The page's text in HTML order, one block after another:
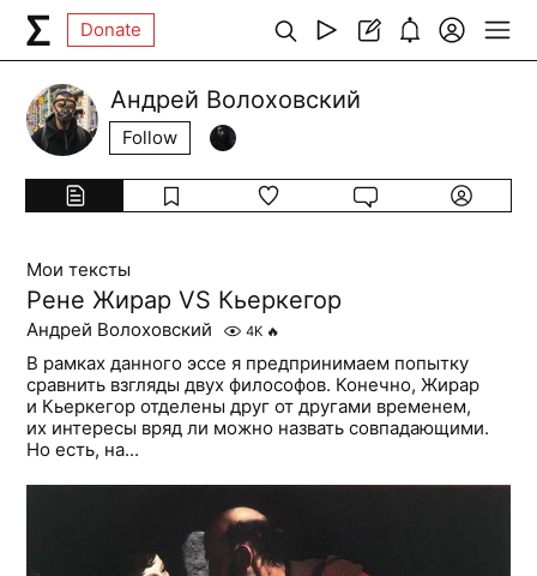
Donate
Андрей Волоховский
Follow
Мои тексты
Рене Жирар VS Кьеркегор
Андрей Волоховский 4K 🔥
В рамках данного эссе я предпринимаем попытку
сравнить взгляды двух философов. Конечно, Жирар
и Кьеркегор отделены друг от другами временем,
их интересы вряд ли можно назвать совпадающими.
Но есть, на...